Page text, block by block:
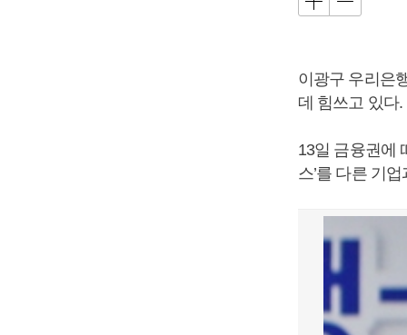
이광구 우리은
데 힘쓰고 있다.
13일 금융권에
스’를 다른 기